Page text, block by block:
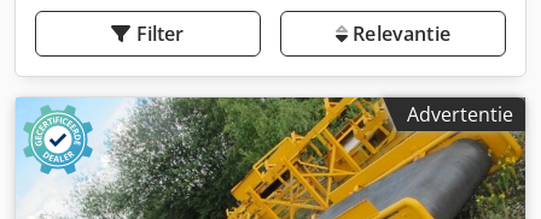
Filter Relevantie
Advertentie